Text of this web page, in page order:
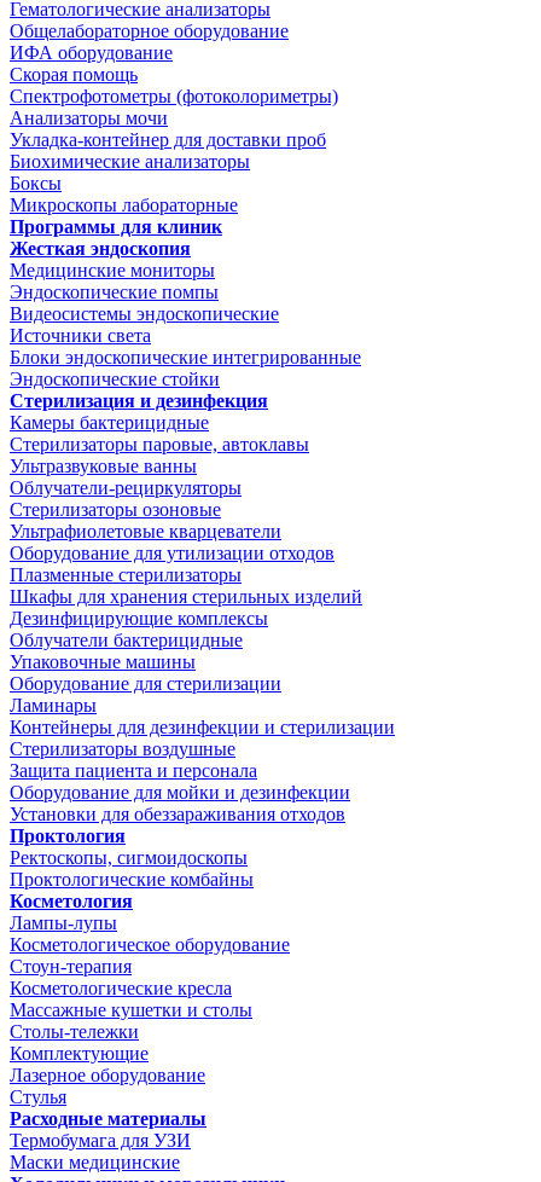
Гематологические анализаторы
Общелабораторное оборудование
ИФА оборудование
Скорая помощь
Спектрофотометры (фотоколориметры)
Анализаторы мочи
Укладка-контейнер для доставки проб
Биохимические анализаторы
Боксы
Микроскопы лабораторные
Программы для клиник
Жесткая эндоскопия
Медицинские мониторы
Эндоскопические помпы
Видеосистемы эндоскопические
Источники света
Блоки эндоскопические интегрированные
Эндоскопические стойки
Стерилизация и дезинфекция
Камеры бактерицидные
Стерилизаторы паровые, автоклавы
Ультразвуковые ванны
Облучатели-рециркуляторы
Стерилизаторы озоновые
Ультрафиолетовые кварцеватели
Оборудование для утилизации отходов
Плазменные стерилизаторы
Шкафы для хранения стерильных изделий
Дезинфицирующие комплексы
Облучатели бактерицидные
Упаковочные машины
Оборудование для стерилизации
Ламинары
Контейнеры для дезинфекции и стерилизации
Стерилизаторы воздушные
Защита пациента и персонала
Оборудование для мойки и дезинфекции
Установки для обеззараживания отходов
Проктология
Ректоскопы, сигмоидоскопы
Проктологические комбайны
Косметология
Лампы-лупы
Косметологическое оборудование
Стоун-терапия
Косметологические кресла
Массажные кушетки и столы
Столы-тележки
Комплектующие
Лазерное оборудование
Стулья
Расходные материалы
Термобумага для УЗИ
Маски медицинские